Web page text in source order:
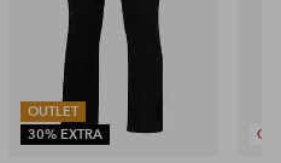
OUTLET
30% EXTRA